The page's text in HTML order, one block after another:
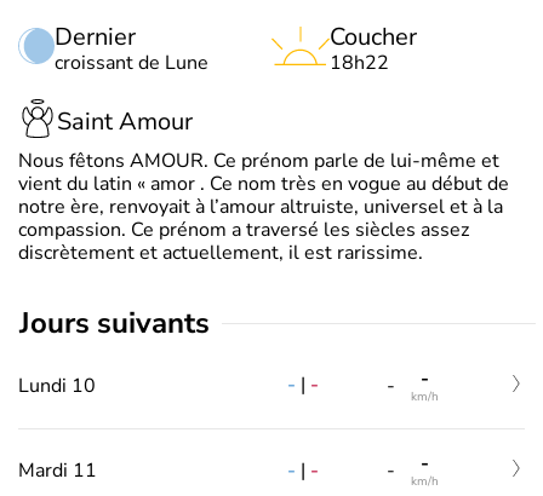
Dernier
croissant de Lune
Coucher
18h22
Saint Amour
Nous fêtons AMOUR. Ce prénom parle de lui-même et
vient du latin « amor . Ce nom très en vogue au début de
notre ère, renvoyait à l’amour altruiste, universel et à la
compassion. Ce prénom a traversé les siècles assez
discrètement et actuellement, il est rarissime.
jours suivants
Lundi 10 - | - - -
km/h
Mardi 11 - | - - -
km/h